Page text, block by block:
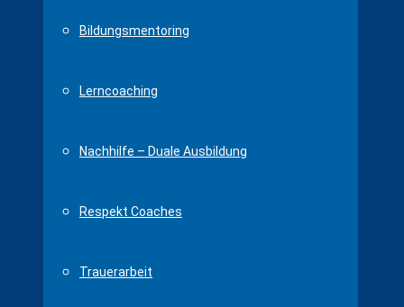
Bildungsmentoring
Lerncoaching
Nachhilfe – Duale Ausbildung
Respekt Coaches
Trauerarbeit